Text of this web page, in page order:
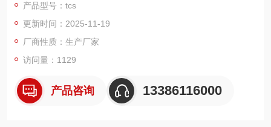
百年鹰牌，诚信是我们的原则！
产品型号：tcs
更新时间：2025-11-19
厂商性质：生产厂家
访问量：1129
产品咨询 13386116000